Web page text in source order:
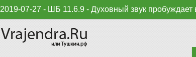
2019-07-27 - ШБ 11.6.9 - Духовный звук пробуждает